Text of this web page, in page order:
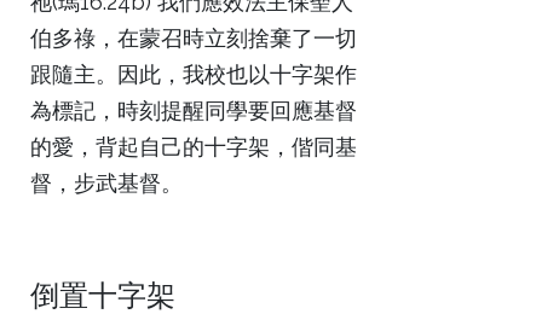
伯多祿，在蒙召時立刻捨棄了一切
跟隨主。因此，我校也以十字架作
為標記，時刻提醒同學要回應基督
的愛，背起自己的十字架，偕同基
督，步武基督。
倒置十字架